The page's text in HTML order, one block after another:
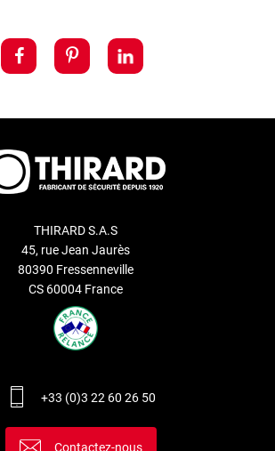
THIRARD S.A.S
45, rue Jean Jaurès
80390 Fressenneville
CS 60004 France
+33 (0)3 22 60 26 50
Contactez-nous